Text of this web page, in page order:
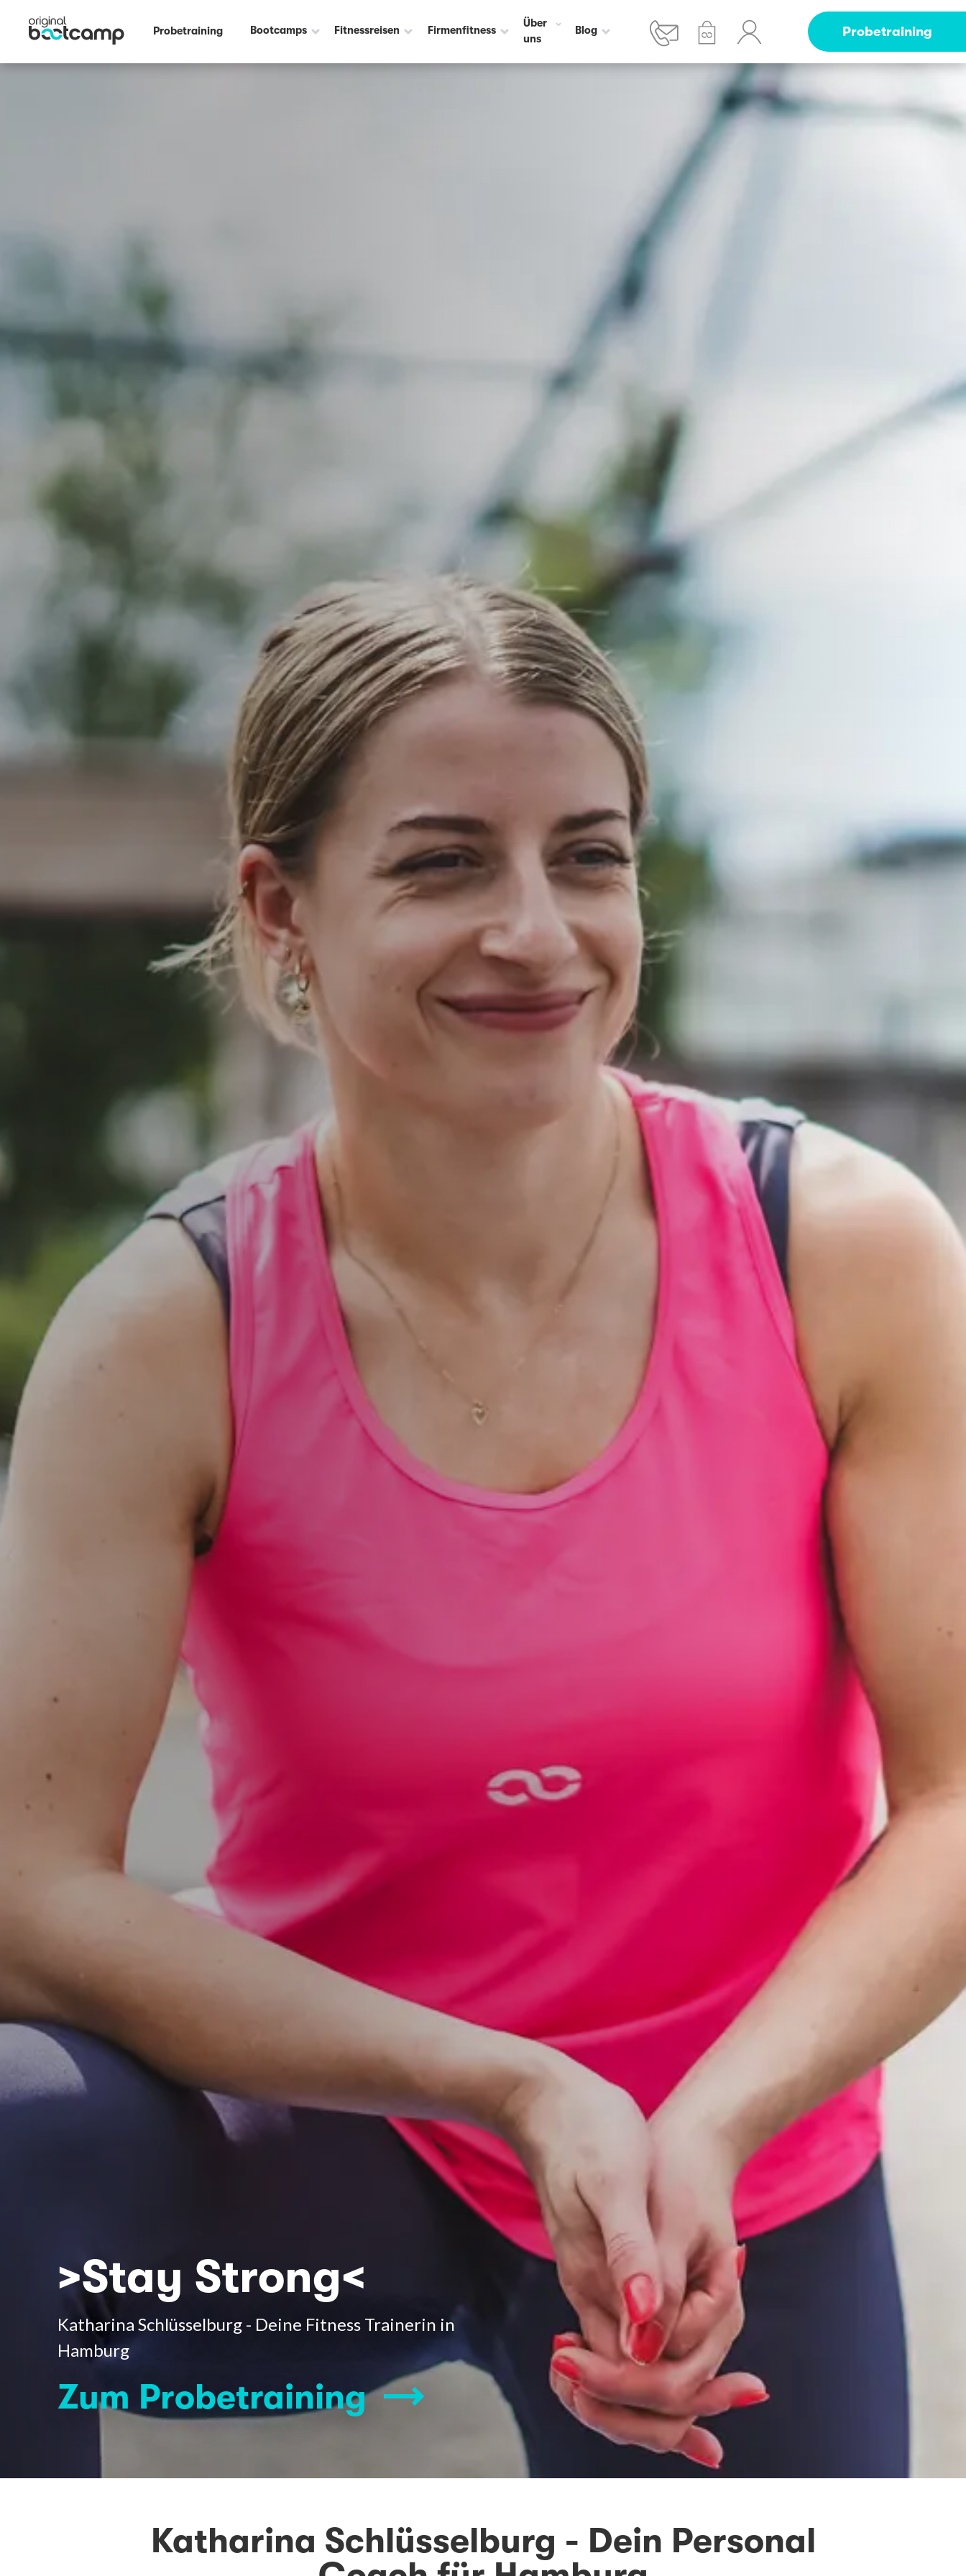
Probetraining Bootcamps Fitnessreisen Firmenfitness
Über
uns
Blog Probetraining
>Stay Strong<
Katharina Schlüsselburg - Deine Fitness Trainerin in
Hamburg
Zum Probetraining
Katharina Schlüsselburg - Dein Personal